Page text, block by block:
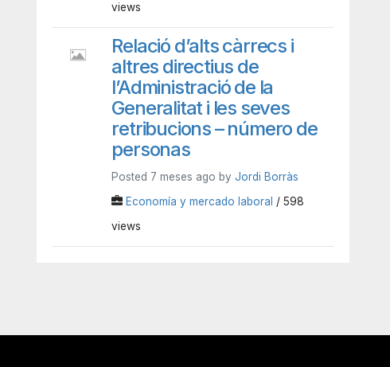
views
Relació d’alts càrrecs i
altres directius de
l’Administració de la
Generalitat i les seves
retribucions – número de
personas
Posted 7 meses ago byJordi Borràs
Economía y mercado laboral / 598
views